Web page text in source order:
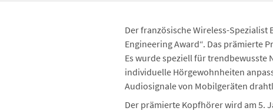
Der französische Wireless-Spezialist
Engineering Award“. Das prämierte
Es wurde speziell für trendbewusste
individuelle Hörgewohnheiten
Audiosignale von Mobilgeräten
Der prämierte Kopfhörer wird am 5.